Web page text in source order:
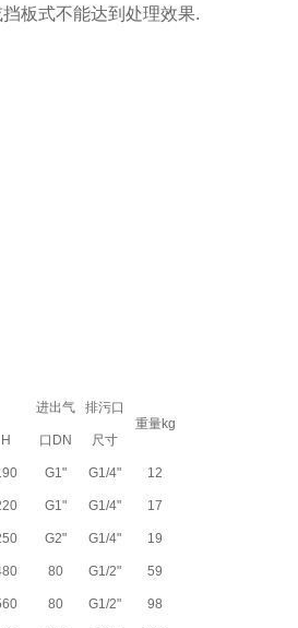
板式不能达到处理效果.
进出气
口DN
排污口
尺寸
重量kg
H
G1" G1/4" 12
G1" G1/4" 17
G2" G1/4" 19
80 G1/2" 59
80 G1/2" 98